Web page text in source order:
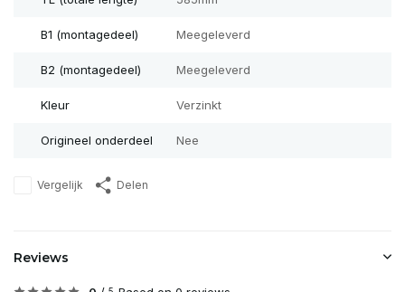
B1 (montagedeel) Meegeleverd
B2 (montagedeel) Meegeleverd
Kleur Verzinkt
Origineel onderdeel Nee
Vergelijk Delen
Reviews